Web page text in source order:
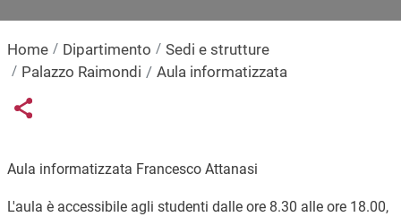
Home Dipartimento
Sedi e strutture
Palazzo Raimondi
Aula informatizzata
Links condivisione social
Share button
Aula informatizzata Francesco Attanasi
L'aula è accessibile agli studenti dalle ore 8.30 alle ore 18.00,